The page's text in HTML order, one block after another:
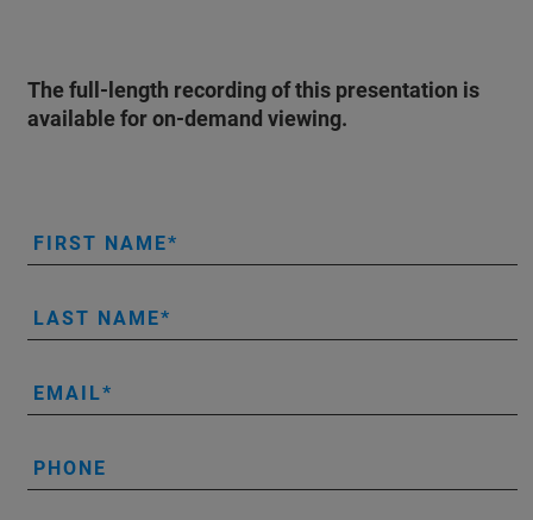
The full-length recording of this presentation is
available for on-demand viewing.
FIRST NAME
LAST NAME
EMAIL
PHONE